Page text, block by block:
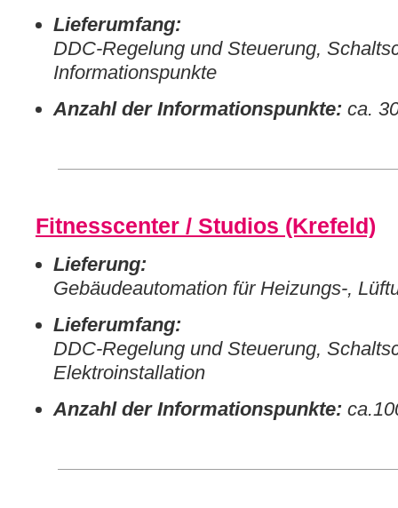
Lieferumfang:
DDC-Regelung und Steuerung,
Informationspunkte
Anzahl der Informationspunkte: ca.
Fitnesscenter / Studios (Krefeld)
Lieferung:
Gebäudeautomation für Heizungs-,
Lieferumfang:
DDC-Regelung und Steuerung,
Elektroinstallation
Anzahl der Informationspunkte: